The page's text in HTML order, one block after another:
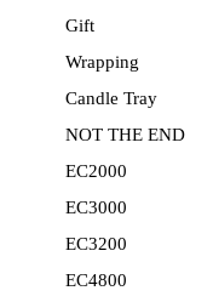
Gift
Wrapping
Candle Tray
NOT THE END
EC2000
EC3000
EC3200
EC4800